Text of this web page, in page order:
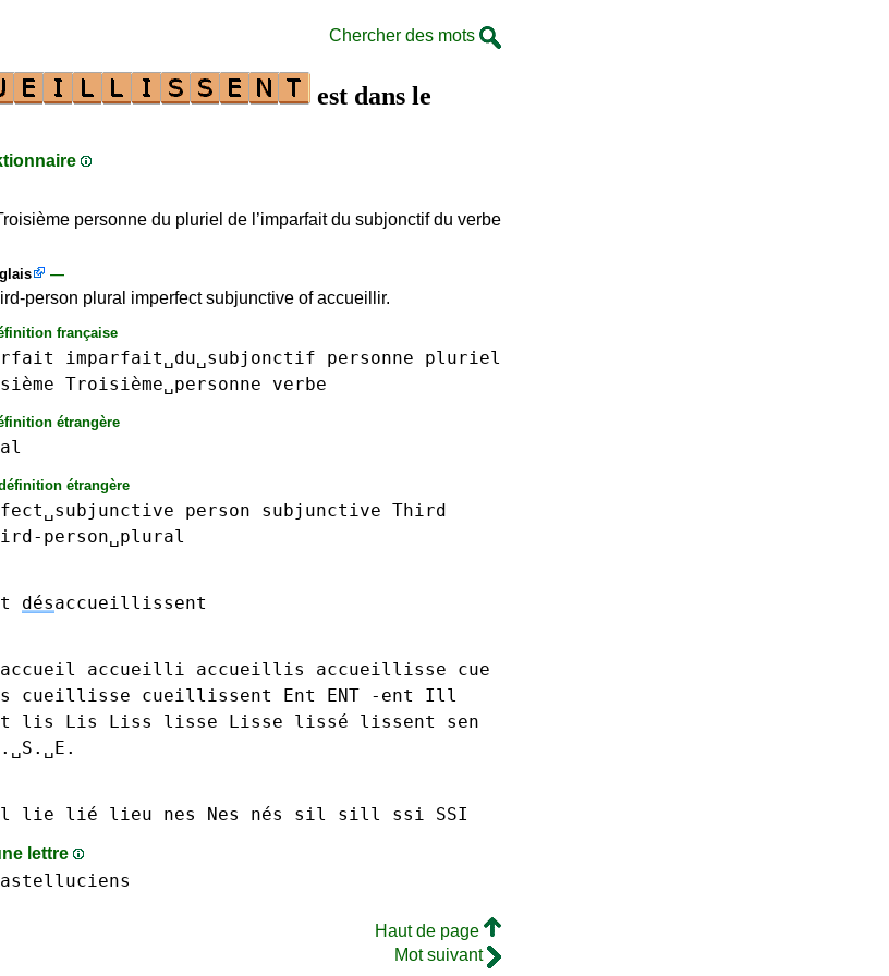
Chercher des mots
est dans le
personne du pluriel de l’imparfait du subjonctif du verbe
—
person plural imperfect subjunctive of accueillir.
française
imparfait␣du␣subjonctif personne
pluriel
Troisième␣personne verbe
étrangère
étrangère
person subjunctive Third
person␣plural
désaccueillissent
accueil accueilli accueillis accueillisse
cue
cueillisse cueillissent Ent ENT -ent
Ill
lis Lis Liss lisse Lisse lissé lissent
sen
lie lié lieu nes Nes nés sil sill ssi SSI
lettre
Haut de page
Mot suivant